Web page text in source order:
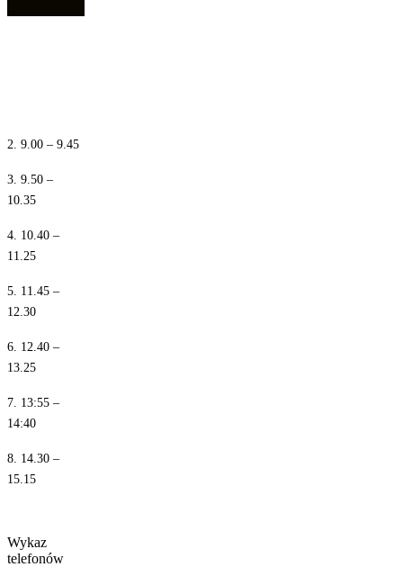
2. 9.00 – 9.45
3. 9.50 –
10.35
4. 10.40 –
11.25
5. 11.45 –
12.30
6. 12.40 –
13.25
7. 13:55 –
14:40
8. 14.30 –
15.15
Wykaz
telefonów